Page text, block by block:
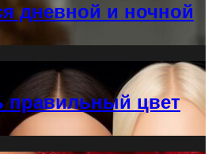
дневной и ночной
правильный цвет